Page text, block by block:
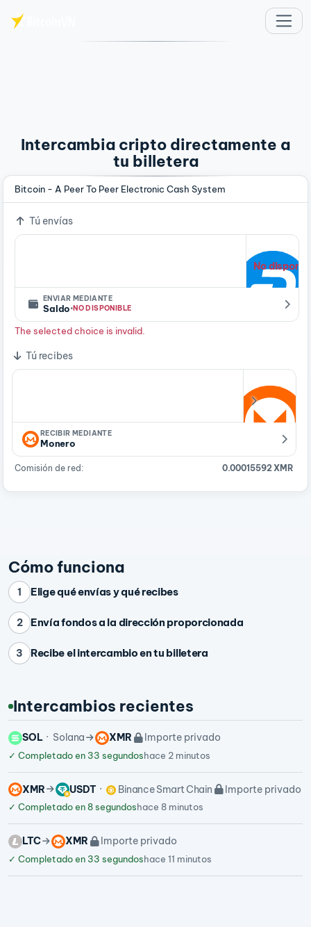
Intercambia cripto directamente a
tu billetera
Bitcoin - A Peer To Peer Electronic Cash System
Tú envías
No
ENVIAR MEDIANTE
Saldo·NO DISPONIBLE
The selected choice is invalid.
Tú recibes
RECIBIR MEDIANTE
Monero
Comisión de red: 0.00015592 XMR
Cómo funciona
1 Elige qué envías y qué recibes
2 Envía fondos a la dirección proporcionada
3 Recibe el intercambio en tu billetera
Intercambios recientes
SOL Solana XMR Importe privado
✓ Completado en 33 segundoshace 2 minutos
XMR USDT Binance Smart Chain Importe privado
✓ Completado en 8 segundoshace 8 minutos
LTC XMR Importe privado
✓ Completado en 33 segundoshace 11 minutos